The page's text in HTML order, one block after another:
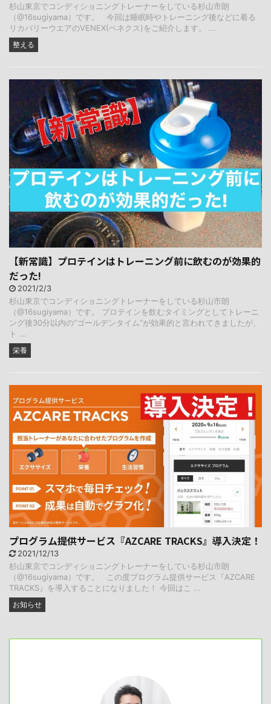
杉山東京でコンディショニングトレーナーをしている杉山市朗
（@16sugiyama）です。 今回は睡眠時やトレーニング後などに着る
リカバリーウエアのVENEX(ベネクス)をご紹介します。 ...
整える
【新常識】プロテインはトレーニング前に飲むのが効果的
だった!
2021/2/3
杉山東京でコンディショニングトレーナーをしている杉山市朗
（@16sugiyama）です。 プロテインを飲むタイミングとしてトレーニ
ング後30分以内の“ゴールデンタイム“が効果的と言われてきましたが、
ト ...
栄養
プログラム提供サービス『AZCARE TRACKS』導入決定！
2021/12/13
杉山東京でコンディショニングトレーナーをしている杉山市朗
（@16sugiyama）です。 この度プログラム提供サービス『AZCARE
TRACKS』を導入することになりました！ 今回はこ ...
お知らせ